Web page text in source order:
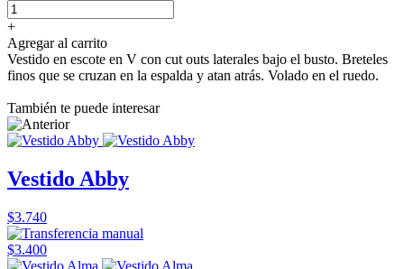
+
Agregar al carrito
Vestido en escote en V con cut outs laterales bajo el busto. Breteles
finos que se cruzan en la espalda y atan atrás. Volado en el ruedo.
También te puede interesar
Vestido Abby
$3.740
$3.400